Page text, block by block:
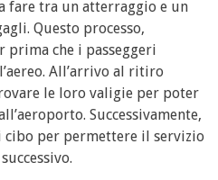
fare tra un atterraggio e un
Questo processo,
prima che i passeggeri
All’arrivo al ritiro
le loro valigie per poter
Successivamente,
per permettere il servizio